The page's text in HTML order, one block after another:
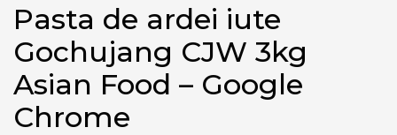
Pasta de ardei iute
Gochujang CJW 3kg
Asian Food – Google
Chrome